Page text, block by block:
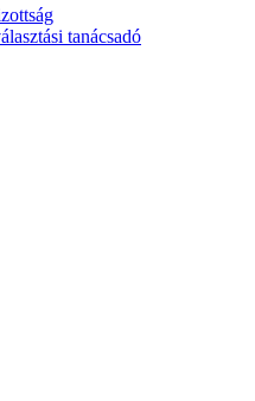
tanácsadó